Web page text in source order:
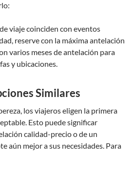
viaje coinciden con eventos
reserve con la máxima antelación
varios meses de antelación para
y ubicaciones.
Similares
los viajeros eligen la primera
Esto puede significar
calidad-precio o de un
aún mejor a sus necesidades. Para